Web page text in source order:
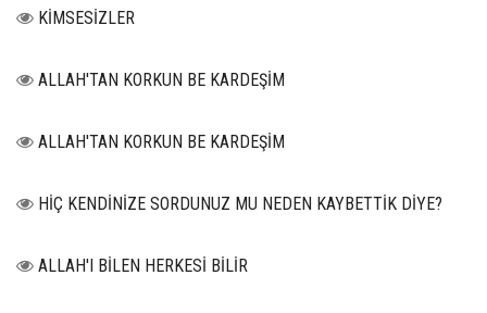
KİMSESİZLER
ALLAH'TAN KORKUN BE KARDEŞİM
ALLAH'TAN KORKUN BE KARDEŞİM
HİÇ KENDİNİZE SORDUNUZ MU NEDEN KAYBETTİK DİYE?
ALLAH'I BİLEN HERKESİ BİLİR